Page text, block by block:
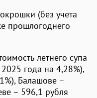
(без учета
прошлогоднего
летнего супа
года на 4,28%),
Балашове –
– 596,1 рубля